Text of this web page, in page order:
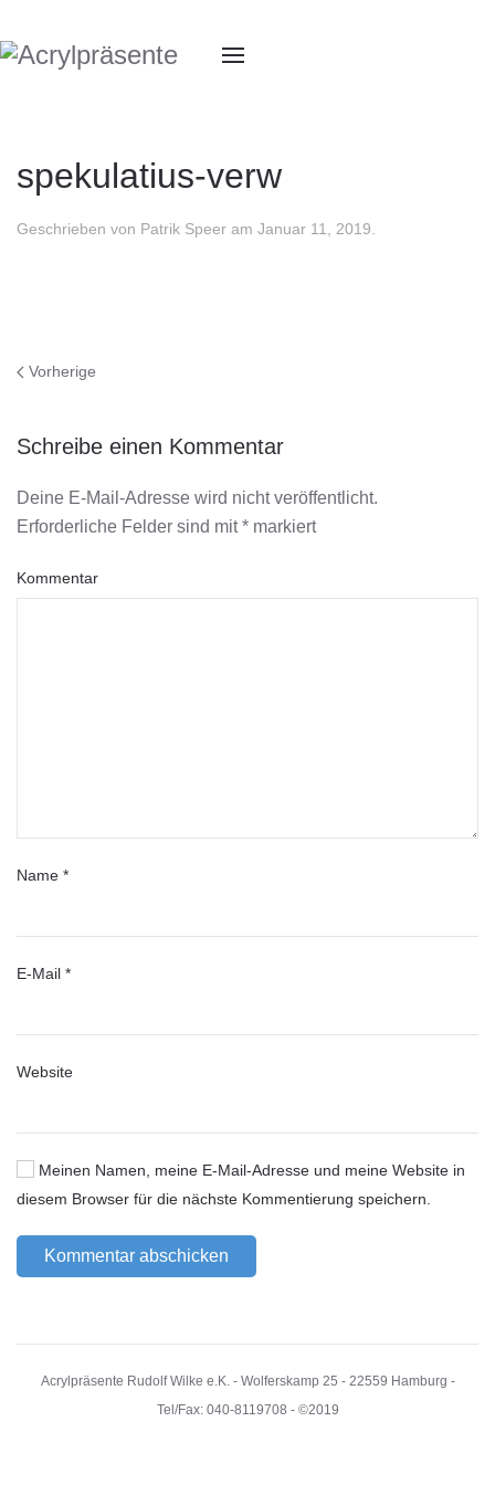
spekulatius-verw
Geschrieben von Patrik Speer am Januar 11, 2019
Vorherige
Schreibe einen Kommentar
Deine E-Mail-Adresse wird nicht veröffentlicht.
Erforderliche Felder sind mit* markiert
Kommentar
Name *
E-Mail *
Website
Meinen Namen, meine E-Mail-Adresse und meine Website in
diesem Browser für die nächste Kommentierung speichern.
Kommentar abschicken
Acrylpräsente Rudolf Wilke e.K. - Wolferskamp 25 - 22559 Hamburg -
Tel/Fax: 040-8119708 - ©2019